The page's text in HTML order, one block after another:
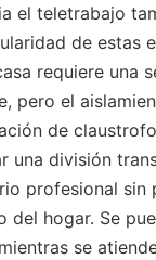
el teletrabajo
de estas
requiere una
pero el
de
una división
profesional sin
del hogar. Se
se